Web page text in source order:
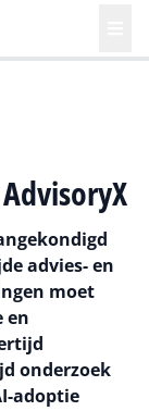
advies- en
moet
en
onderzoek
adoptie